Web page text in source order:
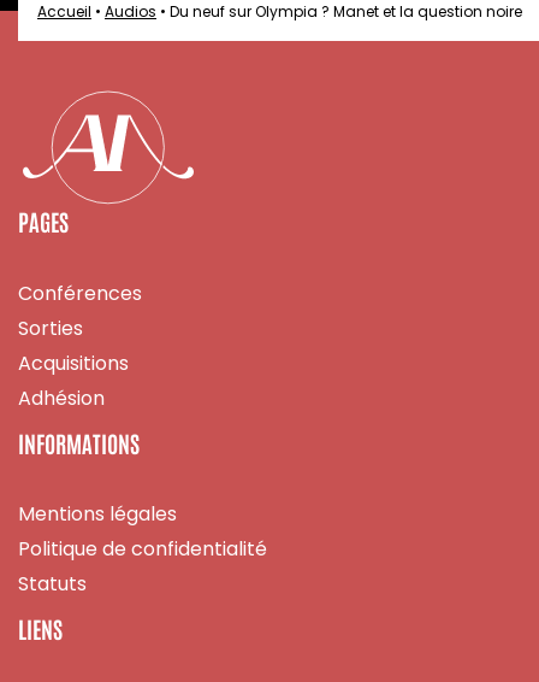
Accueil • Audios • Du neuf sur Olympia ? Manet et la question noire
PAGES
Conférences
Sorties
Acquisitions
Adhésion
INFORMATIONS
Mentions légales
Politique de confidentialité
Statuts
LIENS